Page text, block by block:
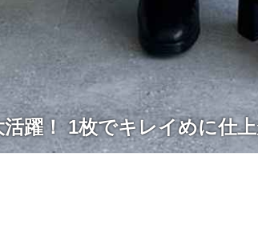
躍！ 1枚でキレイめに仕